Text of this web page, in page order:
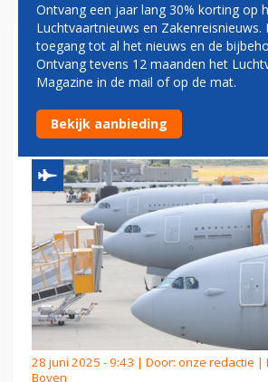
DENEMARKEN EN
SLUITEN AAN BIJ
A330 MRTT-POOL
28 juni 2025 - 9:43 | Door: onze redactie |
Boven
Ontvang een jaar lang 30% korting op
Luchtvaartnieuws en Zakenreisnieuws.
toegang tot al het nieuws en de
Ontvang tevens 12 maanden het
Magazine in de mail of op de mat.
Bekijk aanbieding